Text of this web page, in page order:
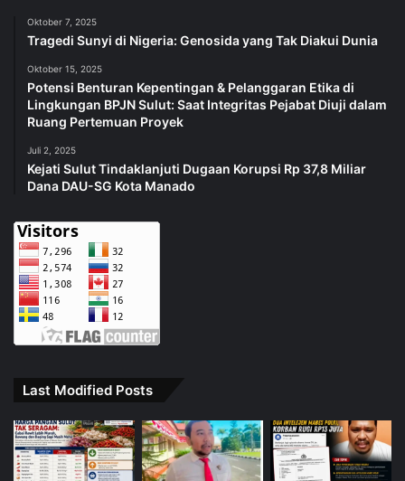
Oktober 7, 2025
Tragedi Sunyi di Nigeria: Genosida yang Tak Diakui Dunia
Oktober 15, 2025
Potensi Benturan Kepentingan & Pelanggaran Etika di
Lingkungan BPJN Sulut: Saat Integritas Pejabat Diuji dalam
Ruang Pertemuan Proyek
Juli 2, 2025
Kejati Sulut Tindaklanjuti Dugaan Korupsi Rp 37,8 Miliar
Dana DAU-SG Kota Manado
Last Modified Posts